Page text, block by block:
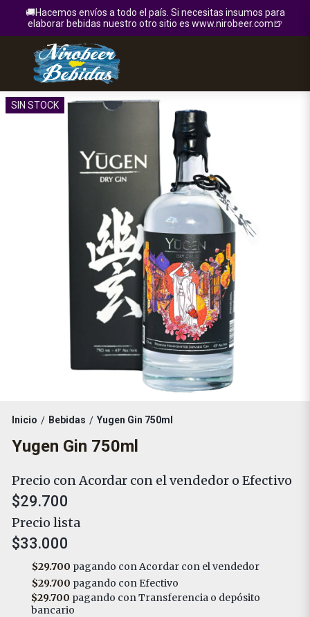
🚚Hacemos envíos a todo el país. Si necesitas insumos para
elaborar bebidas nuestro otro sitio es www.nirobeer.com🍺
SIN STOCK
Inicio / Bebidas / Yugen Gin 750ml
Yugen Gin 750ml
Precio con Acordar con el vendedor o Efectivo
$29.700
Precio lista
$33.000
$29.700 pagando con Acordar con el vendedor
$29.700 pagando con Efectivo
$29.700 pagando con Transferencia o depósito
bancario